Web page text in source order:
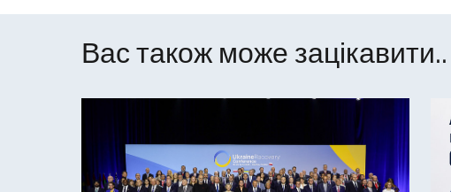
Вас також може зацікавити..